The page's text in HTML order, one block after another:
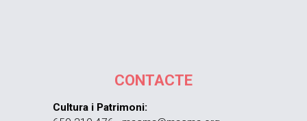
CONTACTE
Cultura i Patrimoni: